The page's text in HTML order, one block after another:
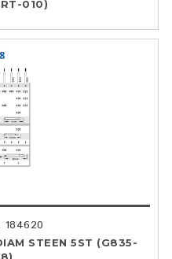
010)
STEEN 5ST (G835-